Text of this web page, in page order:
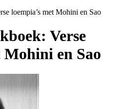
loempia’s met Mohini en Sao
Verse
Mohini en Sao